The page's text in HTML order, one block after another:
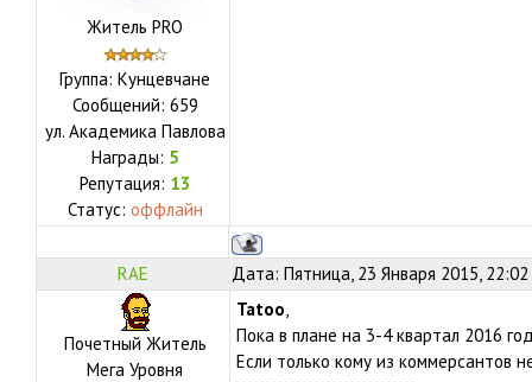
Житель PRO
Группа: Кунцевчане
Сообщений: 659
ул. Академика Павлова
Награды: 5
Репутация: 13
Статус: оффлайн
RAE Дата: Пятница, 23 Января 2015,
Почетный Житель
Мега Уровня
Tatoo,
Пока в плане на 3-4 квартал 2016
Если только кому из коммерсантов